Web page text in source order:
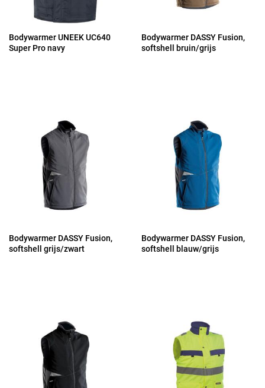
Bodywarmer UNEEK UC640
Super Pro navy
Bodywarmer DASSY Fusion,
softshell bruin/grijs
Bodywarmer DASSY Fusion,
softshell grijs/zwart
Bodywarmer DASSY Fusion,
softshell blauw/grijs